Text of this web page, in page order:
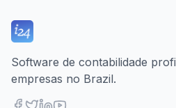
Software de contabilidade
empresas no Brazil.